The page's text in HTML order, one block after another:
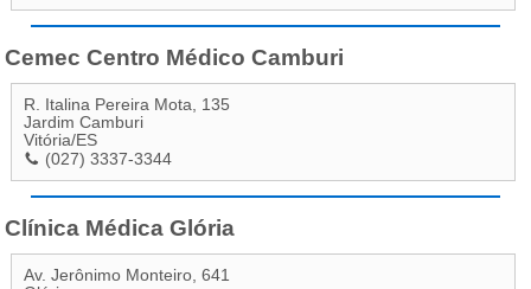
Cemec Centro Médico Camburi
R. Italina Pereira Mota, 135
Jardim Camburi
Vitória/ES
(027) 3337-3344
Clínica Médica Glória
Av. Jerônimo Monteiro, 641